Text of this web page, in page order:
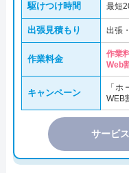
駆けつけ時間 最短
出張見積もり 出張
作業料金
作業
Web
キャンペーン
「
WEB
サービ